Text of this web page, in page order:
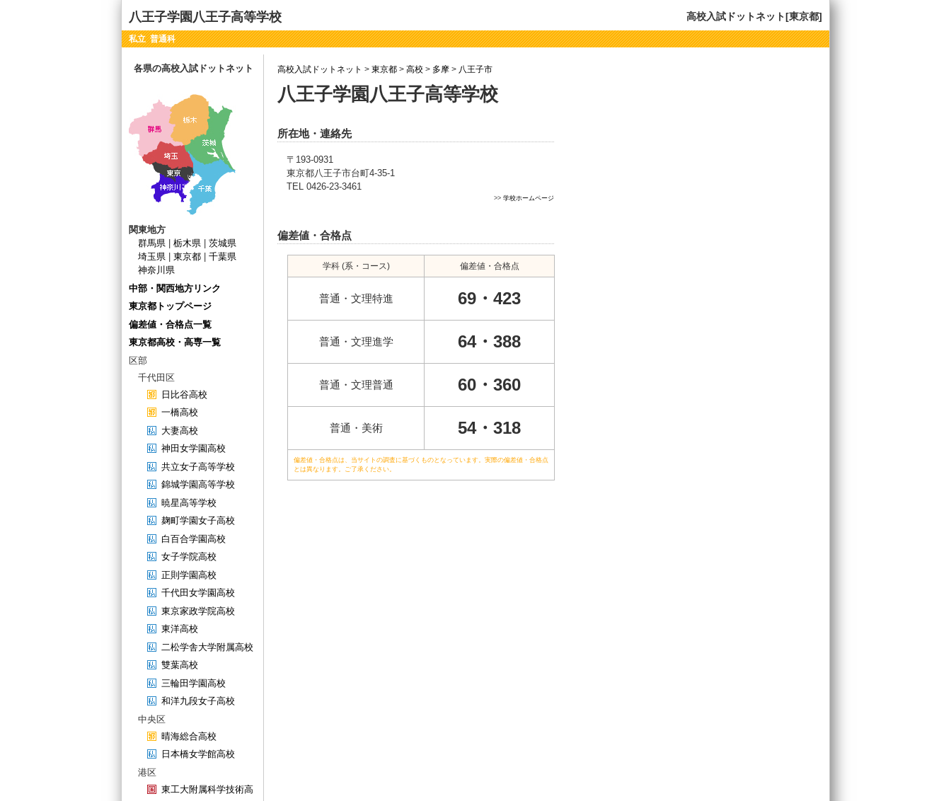
八王子学園八王子高等学校 高校入試ドットネット[東京都]
私立 普通科
高校入試ドットネット > 東京都 > 高校 > 多摩 > 八王子市
八王子学園八王子高等学校
所在地・連絡先
〒193-0931
東京都八王子市台町4-35-1
TEL 0426-23-3461
>> 学校ホームページ
偏差値・合格点
学科 (系・コース) 偏差値・合格点
普通・文理特進 69・423
普通・文理進学 64・388
普通・文理普通 60・360
普通・美術 54・318
偏差値・合格点は、当サイトの調査に基づくものとなっています。実際の偏差値・合格点
とは異なります。ご了承ください。
各県の高校入試ドットネット
関東地方
群馬県
栃木県
茨城県
埼玉県
東京都
千葉県
神奈川県
中部・関西地方リンク
東京都トップページ
偏差値・合格点一覧
東京都高校・高専一覧
区部
千代田区
日比谷高校
一橋高校
大妻高校
神田女学園高校
共立女子高等学校
錦城学園高等学校
暁星高等学校
麹町学園女子高校
白百合学園高校
女子学院高校
正則学園高校
千代田女学園高校
東京家政学院高校
東洋高校
二松学舎大学附属高校
雙葉高校
三輪田学園高校
和洋九段女子高校
中央区
晴海総合高校
日本橋女学館高校
港区
東工大附属科学技術高